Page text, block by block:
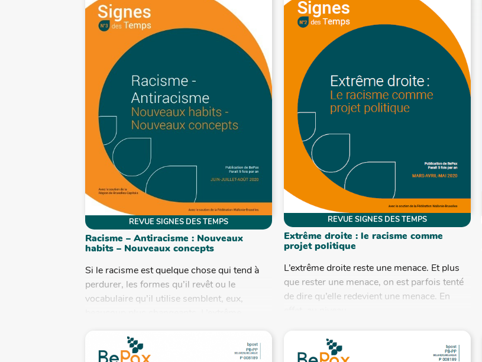
REVUE SIGNES DES TEMPS
Racisme – Antiracisme : Nouveaux
habits – Nouveaux concepts
Si le racisme est quelque chose qui tend à
perdurer, les formes qu’il revêt ou le
vocabulaire qu’il utilise semblent, eux,
REVUE SIGNES DES TEMPS
Extrême droite : le racisme comme
projet politique
L’extrême droite reste une menace. Et plus
que rester une menace, on est parfois tenté
de dire qu’elle redevient une menace. En